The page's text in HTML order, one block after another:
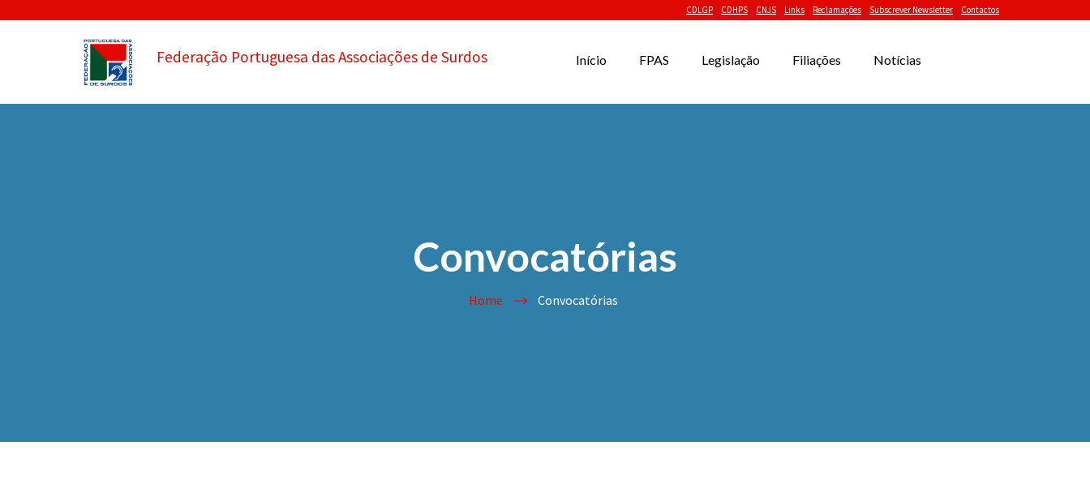
CDLGP CDHPS CNJS Links Reclamações Subscrever Newsletter Contactos
Federação Portuguesa das Associações de Surdos Início FPAS Legislação Filiações Notícias
Convocatórias
Home Convocatórias